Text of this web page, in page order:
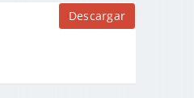
Descargar